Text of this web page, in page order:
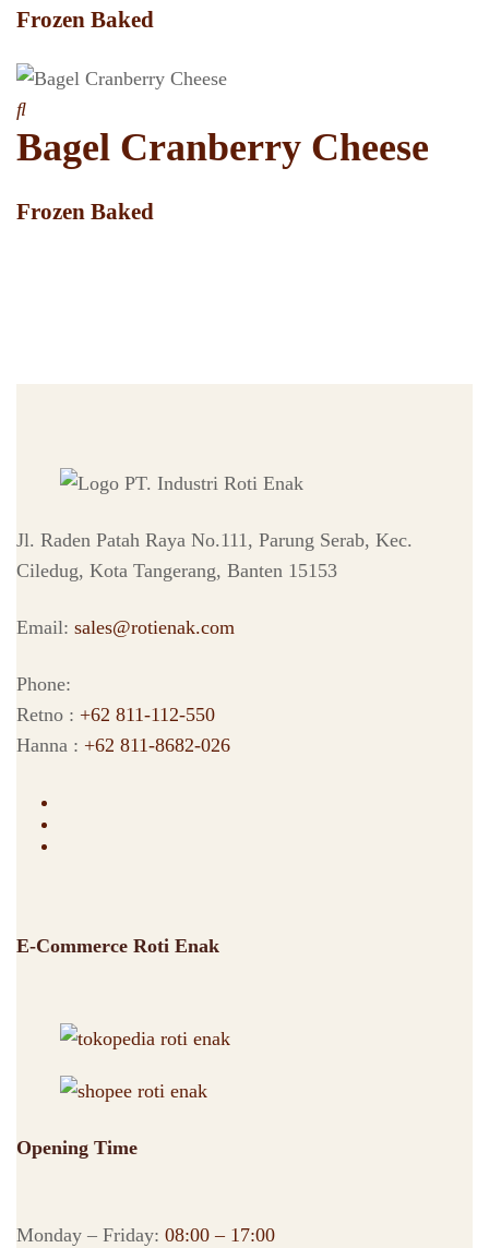
Frozen Baked
Bagel Cranberry Cheese
Frozen Baked
Jl. Raden Patah Raya No.111, Parung Serab, Kec.
Ciledug, Kota Tangerang, Banten 15153
Email: sales@rotienak.com
Phone:
Retno : +62 811-112-550
Hanna : +62 811-8682-026
E-Commerce Roti Enak
Opening Time
Monday – Friday: 08:00 – 17:00